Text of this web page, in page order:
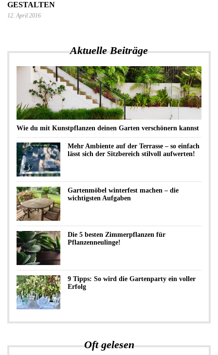
GESTALTEN
12. April 2016
Aktuelle Beiträge
Wie du mit Kunstpflanzen deinen Garten verschönern kannst
Mehr Ambiente auf der Terrasse – so einfach
lässt sich der Sitzbereich stilvoll aufwerten!
Gartenmöbel winterfest machen – die
wichtigsten Aufgaben
Die 5 besten Zimmerpflanzen für
Pflanzenneulinge!
9 Tipps: So wird die Gartenparty ein voller
Erfolg
Oft gelesen